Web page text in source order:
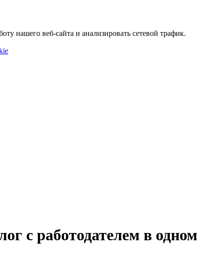
нашего веб-сайта и анализировать сетевой трафик.
с работодателем в